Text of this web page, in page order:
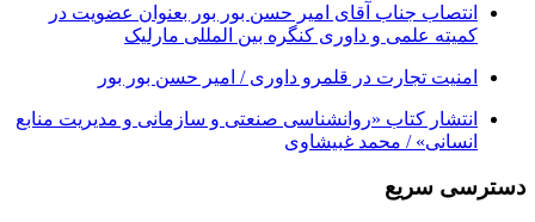
انتصاب جناب آقای امیر حسن بور بور بعنوان عضویت در
کمیته علمی و داوری کنگره بین المللی مارلیک
امنیت تجارت در قلمرو داوری / امیر حسن بور بور
انتشار کتاب «روانشناسی صنعتی و سازمانی و مدیریت منابع
انسانی» / محمد غبیشاوی
دسترسی سریع